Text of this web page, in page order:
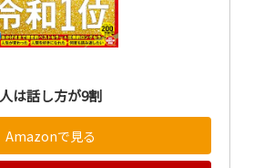
人は話し方が9割
Amazonで見る